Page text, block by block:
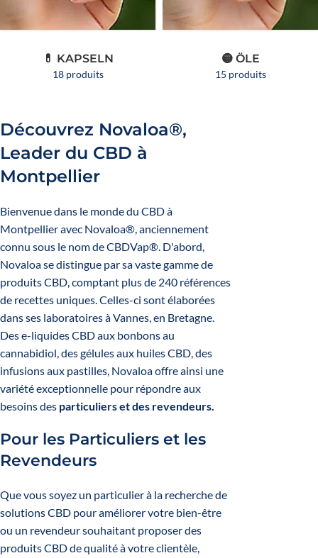
💊 KAPSELN
18 produits
🟡 ÖLE
15 produits
Découvrez Novaloa®,
Leader du CBD à
Montpellier
Bienvenue dans le monde du CBDà
Montpellier avec Novaloa®, anciennement
connu sous le nom de CBDVap®. D'abord,
Novaloa se distingue par sa vaste gamme de
produits CBD, comptant plus de 240 références
de recettes uniques. Celles-ci sont élaborées
dans ses laboratoires à Vannes, en Bretagne.
Des e-liquides CBD aux bonbons au
cannabidiol, des gélules aux huilesCBD, des
infusions aux pastilles, Novaloa offre ainsi une
variété exceptionnelle pour répondre aux
besoins des particuliers etdes revendeurs.
Pour les Particuliers et les
Revendeurs
Que vous soyez un particulier à la recherche de
solutions CBD pour améliorer votre bien-être
ou un revendeur souhaitant proposer des
produits CBD de qualité à votre clientèle,